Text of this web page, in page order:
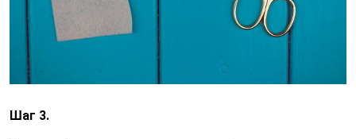
Шаг 3.